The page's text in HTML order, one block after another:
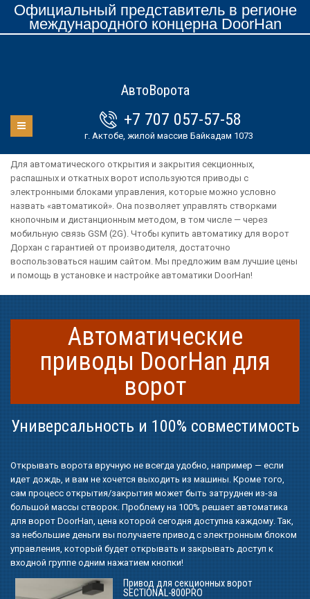
Официальный представитель в регионе
международного концерна DoorHan
АвтоВорота
+7 707 057-57-58
г. Актобе, жилой массив Байкадам 1073
Для автоматического открытия и закрытия секционных,
распашных и откатных ворот используются приводы с
электронными блоками управления, которые можно условно
назвать «автоматикой». Она позволяет управлять створками
кнопочным и дистанционным методом, в том числе — через
мобильную связь GSM (2G). Чтобы купить автоматику для ворот
Дорхан с гарантией от производителя, достаточно
воспользоваться нашим сайтом. Мы предложим вам лучшие цены
и помощь в установке и настройке автоматики DoorHan!
Автоматические
приводы DoorHan для
ворот
Универсальность и 100% совместимость
Открывать ворота вручную не всегда удобно, например — если
идет дождь, и вам не хочется выходить из машины. Кроме того,
сам процесс открытия/закрытия может быть затруднен из-за
большой массы створок. Проблему на 100% решает автоматика
для ворот DoorHan, цена которой сегодня доступна каждому. Так,
за небольшие деньги вы получаете привод с электронным блоком
управления, который будет открывать и закрывать доступ к
входной группе одним нажатием кнопки!
Привод для секционных ворот
SECTIONAL-800PRO